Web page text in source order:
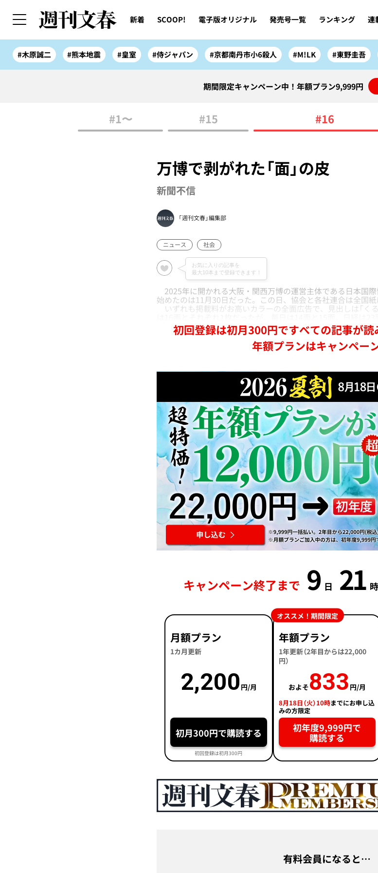
新着 SCOOP! 電子版オリジナル 発売号一覧 ランキング 連
#木原誠二 #熊本地震 #皇室 #侍ジャパン #京都南丹市小6殺人 #M!LK #東野圭吾
期間限定キャンペーン中！年額プラン9,999円
#1〜 #15 #16
万博で剥がれた「面」の皮
新聞不信
「週刊文春」編集部
ニュース 社会
2025年に開かれる大阪・関西万博の運営主体である日本国
始めたのは11月30日だった。この日、協会と各社連合は全国紙
いずれも掲載料がお高いカラーの全面広告で、見出しは「く
初回登録は初月300円ですべての記事が読
年額プランはキャンペー
キャンペーン終了まで 9 日 21 時
月額プラン
1カ月更新
2,200 円/月
初月300円で購読する
初回登録は初月300円
年額プラン
1年更新（2年目からは22,000
円）
およそ833 円/月
8月18日（火）10時までにお申し込
みの方限定
初年度9,999円で
購読する
オススメ！期間限定
有料会員になると…